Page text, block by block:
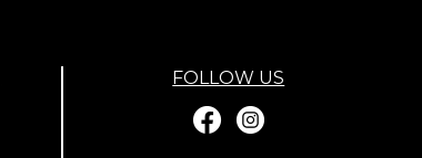
FOLLOW US